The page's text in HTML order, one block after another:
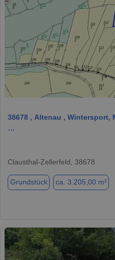
38678 , Altenau ,
…
Clausthal-Zellerfeld, 38678
Grundstück ca. 3.205,00 m²